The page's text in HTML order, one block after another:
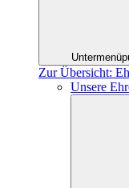
Zur Übersicht:
Unsere